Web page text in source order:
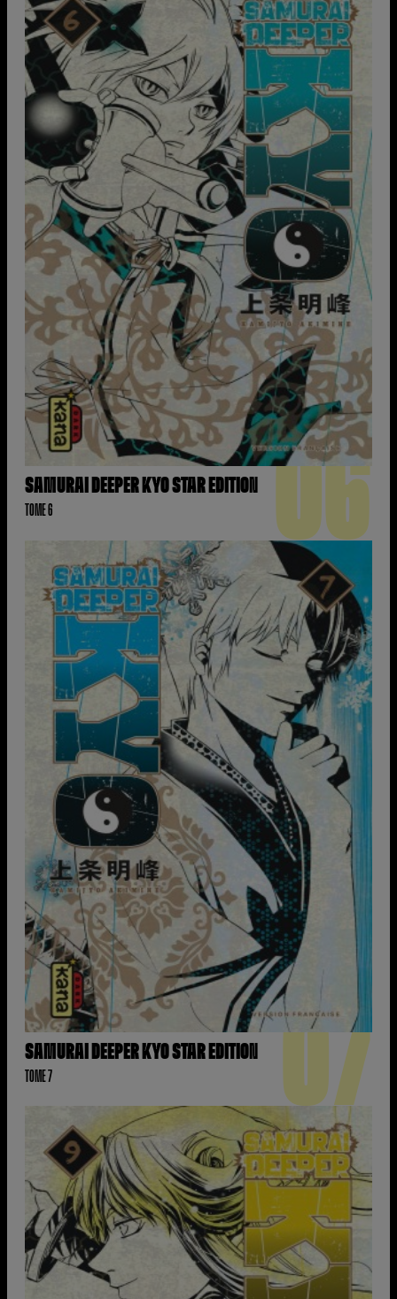
SAMURAI DEEPER KYO STAR EDITION
TOME 6 06
SAMURAI DEEPER KYO STAR EDITION
TOME 7 07